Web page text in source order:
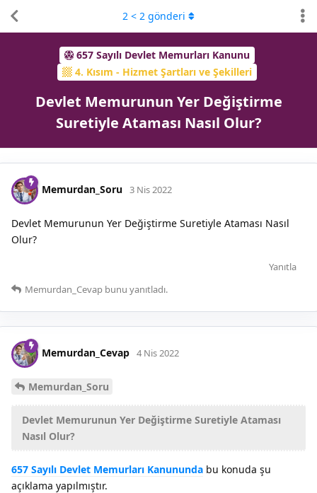
657 Sayılı Devlet Memurları Kanunu
4. Kısım - Hizmet Şartları ve Şekilleri
Devlet Memurunun Yer Değiştirme
Suretiyle Ataması Nasıl Olur?
2 < 2 gönderi
Memurdan_Soru 3 Nis 2022
Devlet Memurunun Yer Değiştirme Suretiyle Ataması Nasıl
Olur?
Yanıtla
Memurdan_Cevap bunu yanıtladı.
Memurdan_Cevap 4 Nis 2022
Memurdan_Soru
Devlet Memurunun Yer Değiştirme Suretiyle Ataması
Nasıl Olur?
657 Sayılı Devlet Memurları Kanununda bu konuda şu
açıklama yapılmıştır.